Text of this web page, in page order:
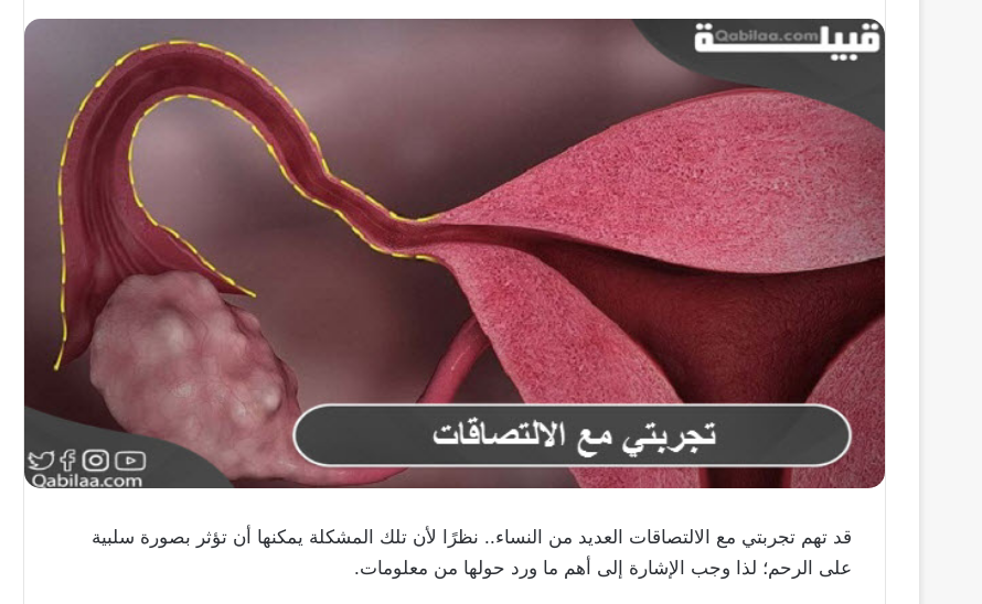
قد تهم تجربتي مع الالتصاقات العديد من النساء.. نظرًا لأن تلك المشكلة يمكنها أن تؤثر بصورة سلبية
على الرحم؛ لذا وجب الإشارة إلى أهم ما ورد حولها من معلومات.